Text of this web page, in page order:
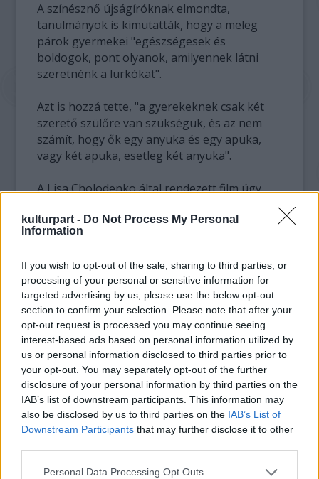
kulturpart - Do Not Process My Personal
Information
If you wish to opt-out of the sale, sharing to third parties, or
processing of your personal or sensitive information for
targeted advertising by us, please use the below opt-out
section to confirm your selection. Please note that after your
opt-out request is processed you may continue seeing
interest-based ads based on personal information utilized by
us or personal information disclosed to third parties prior to
your opt-out. You may separately opt-out of the further
disclosure of your personal information by third parties on the
IAB’s list of downstream participants. This information may
also be disclosed by us to third parties on the IAB’s List of
Downstream Participants that may further disclose it to other
Please note that this website/app uses one or more Google
Personal Data Processing Opt Outs
A színésznő újságíróknak elmondta,
tanulmányok is kimutatták, hogy a meleg
párok gyermekei "egészségesek és
boldogok, pont olyanok, amilyennek látni
szeretnénk a lurkókat".
Azt is hozzá tette, "a gyerekeknek csak két
szerető szülőre van szükségük, és az nem
számít, hogy ők egy anyuka és egy apuka,
vagy két apuka, esetleg két anyuka".
A Lisa Cholodenko által rendezett film úgy
festi le a leszbikus anyákat, mint egy modern,
hétköznapi házaspárt, akik mindent
megtesznek, hogy jó szülők legyenek. Ám
megkeresik a biológiai apjukat, bevonják a
család életébe, és az egyik nő beleszeret. Az
alkotást idén mutatták be Berlinben.
A melegházasságot aktívan támogató Moore
szerint a film leginkább arról szól, hogy mit
jelent egy családnak lenni, és hogy pusztán a
biológiai kapcsolat nem tesz valakit jobb
szülővé.
A most 49 esztendős Moore a hollywoodi
átlaghoz képest, későn, a harmincas évei
elején kezdte színész karrierjét, és